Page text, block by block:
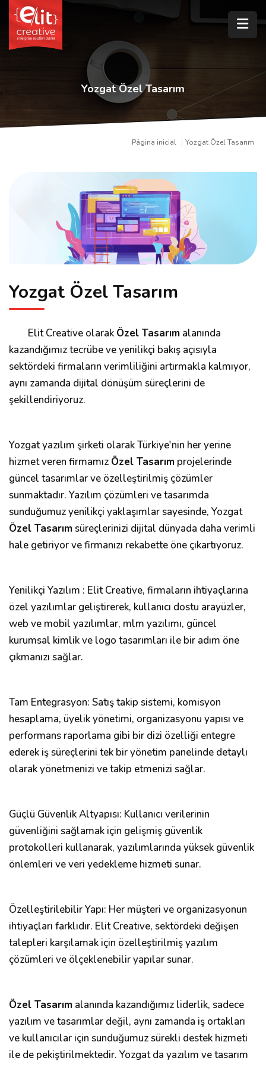
Yozgat Özel Tasarım
Página inicial Yozgat Özel Tasarım
Yozgat Özel Tasarım
Elit Creative olarak Özel Tasarım alanında
kazandığımız tecrübe ve yenilikçi bakış açısıyla
sektördeki firmaların verimliliğini artırmakla kalmıyor,
aynı zamanda dijital dönüşüm süreçlerini de
şekillendiriyoruz.
Yozgat yazılım şirketi olarak Türkiye'nin her yerine
hizmet veren firmamız Özel Tasarım projelerinde
güncel tasarımlar ve özelleştirilmiş çözümler
sunmaktadır. Yazılım çözümleri ve tasarımda
sunduğumuz yenilikçi yaklaşımlar sayesinde, Yozgat
Özel Tasarımsüreçlerinizi dijital dünyada daha verimli
hale getiriyor ve firmanızı rekabette öne çıkartıyoruz.
Yenilikçi Yazılım : Elit Creative, firmaların ihtiyaçlarına
özel yazılımlar geliştirerek, kullanıcı dostu arayüzler,
web ve mobil yazılımlar, mlm yazılımı, güncel
kurumsal kimlik ve logo tasarımları ile bir adım öne
çıkmanızı sağlar.
Tam Entegrasyon: Satış takip sistemi, komisyon
hesaplama, üyelik yönetimi, organizasyonu yapısı ve
performans raporlama gibi bir dizi özelliği entegre
ederek iş süreçlerini tek bir yönetim panelinde detaylı
olarak yönetmenizi ve takip etmenizi sağlar.
Güçlü Güvenlik Altyapısı: Kullanıcı verilerinin
güvenliğini sağlamak için gelişmiş güvenlik
protokolleri kullanarak, yazılımlarında yüksek güvenlik
önlemleri ve veri yedekleme hizmeti sunar.
Özelleştirilebilir Yapı: Her müşteri ve organizasyonun
ihtiyaçları farklıdır. Elit Creative, sektördeki değişen
talepleri karşılamak için özelleştirilmiş yazılım
çözümleri ve ölçeklenebilir yapılar sunar.
Özel Tasarım alanında kazandığımız liderlik, sadece
yazılım ve tasarımlar değil, aynı zamanda iş ortakları
ve kullanıcılar için sunduğumuz sürekli destek hizmeti
ile de pekiştirilmektedir. Yozgat da yazılım ve tasarım